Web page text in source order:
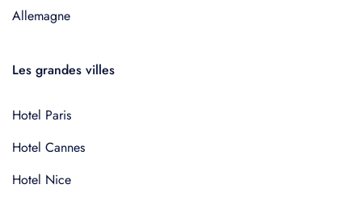
Allemagne
Les grandes villes
Hotel Paris
Hotel Cannes
Hotel Nice